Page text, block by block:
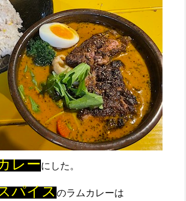
レーにした。
パイスのラムカレーは